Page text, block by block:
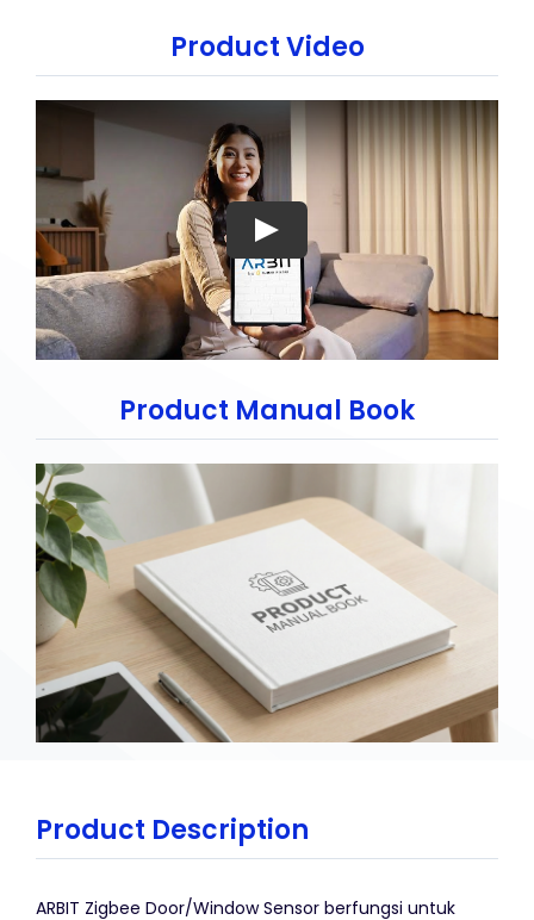
Product Video
Product Manual Book
Product Description
ARBIT Zigbee Door/Window Sensor berfungsi untuk